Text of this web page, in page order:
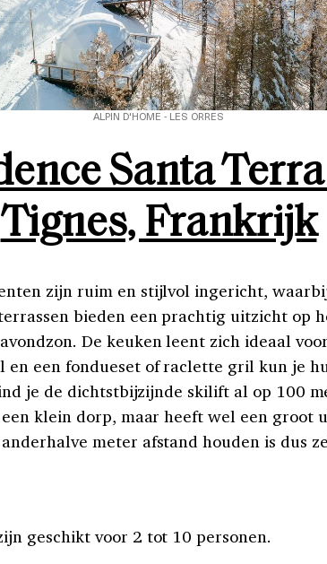
ALPIN D'HOME - LES ORRES
Santa
Tignes, Frankrijk
zijn ruim en stijlvol ingericht,
bieden een prachtig uitzicht op
De keuken leent zich ideaal
en een fondueset of raclette gril kun je
je de dichtstbijzijnde skilift al op 100
klein dorp, maar heeft wel een groot
meter afstand houden is dus
geschikt voor 2 tot 10 personen.